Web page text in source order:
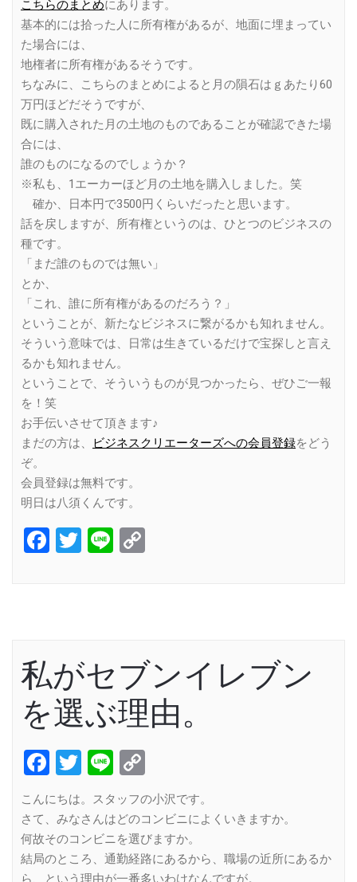
こちらのまとめにあります。
基本的には拾った人に所有権があるが、地面に埋まってい
た場合には、
地権者に所有権があるそうです。
ちなみに、こちらのまとめによると月の隕石はｇあたり60
万円ほどだそうですが、
既に購入された月の土地のものであることが確認できた場
合には、
誰のものになるのでしょうか？
※私も、1エーカーほど月の土地を購入しました。笑
確か、日本円で3500円くらいだったと思います。
話を戻しますが、所有権というのは、ひとつのビジネスの
種です。
「まだ誰のものでは無い」
とか、
「これ、誰に所有権があるのだろう？」
ということが、新たなビジネスに繋がるかも知れません。
そういう意味では、日常は生きているだけで宝探しと言え
るかも知れません。
ということで、そういうものが見つかったら、ぜひご一報
を！笑
お手伝いさせて頂きます♪
まだの方は、
ビジネスクリエーターズへの会員登録をどう
ぞ。
会員登録は無料です。
明日は八須くんです。
Facebook
Twitter
Line
私がセブンイレブン
を選ぶ理由。
Facebook
Twitter
Line
Link
こんにちは。スタッフの小沢です。
さて、みなさんはどのコンビニによくいきますか。
何故そのコンビニを選びますか。
結局のところ、通勤経路にあるから、職場の近所にあるか
ら、という理由が一番多いわけなんですが。